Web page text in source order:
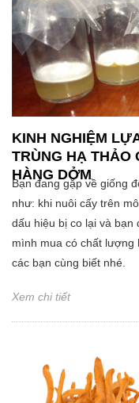
KINH NGHIỆM
TRÙNG HẠ THẢO
HÀNG DỞM
Bạn đang gặp về giống
như: khi nuôi cấy trên
dấu hiệu bị co lại và bạn
mình mua có chất lượng
các bạn cùng biết nhé.
Xem chi tiết